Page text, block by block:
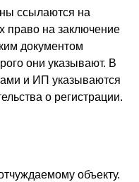
ссылаются на
право на заключение
документом
они указывают. В
и ИП указываются
о регистрации.
объекту.